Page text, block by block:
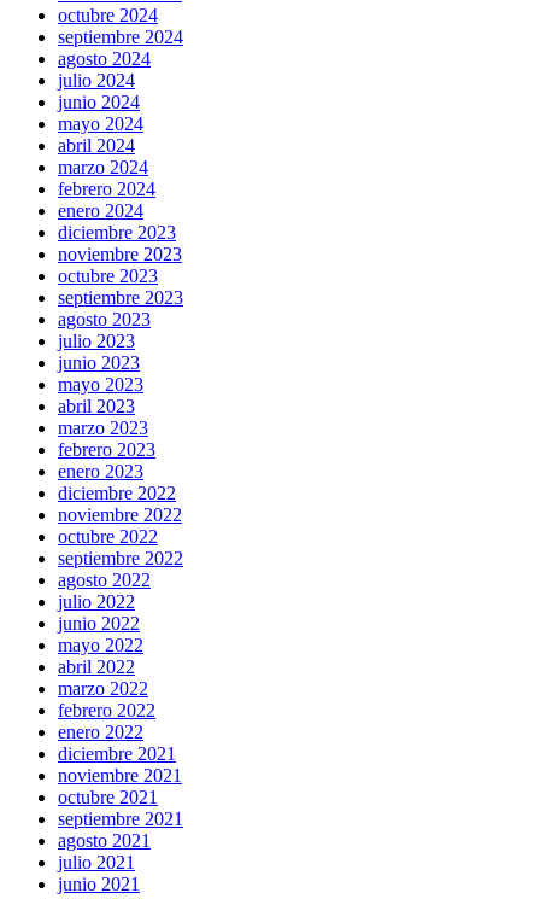
octubre 2024
septiembre 2024
agosto 2024
julio 2024
junio 2024
mayo 2024
abril 2024
marzo 2024
febrero 2024
enero 2024
diciembre 2023
noviembre 2023
octubre 2023
septiembre 2023
agosto 2023
julio 2023
junio 2023
mayo 2023
abril 2023
marzo 2023
febrero 2023
enero 2023
diciembre 2022
noviembre 2022
octubre 2022
septiembre 2022
agosto 2022
julio 2022
junio 2022
mayo 2022
abril 2022
marzo 2022
febrero 2022
enero 2022
diciembre 2021
noviembre 2021
octubre 2021
septiembre 2021
agosto 2021
julio 2021
junio 2021